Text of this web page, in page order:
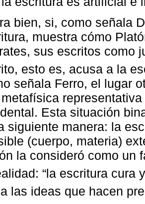
bien, si, como señala
muestra cómo
sus escritos como
esto es, acusa a la
señala Ferro, el lugar
Esta situación
siguiente manera: la
(cuerpo, materia)
la consideró como un
“la escritura cura
las ideas que hacen